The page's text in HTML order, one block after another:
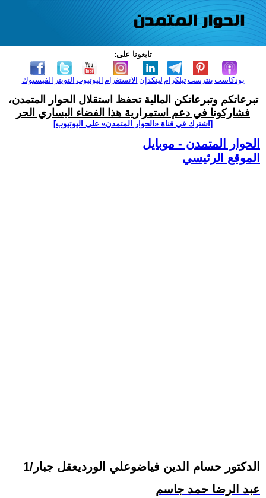
تابعونا على:
الفيسبوك التويتر اليوتيوب الانستغرام لينكدإن تيلكرامبنترست بودكاست
تبرعاتكم وتبرعاتكن المالية تحفظ استقلال الحوار المتمدن،
فشاركونا في دعم استمرارية هذا الفضاء اليساري الحر
[اشترك في قناة ‫«الحوار المتمدن» على اليوتيوب]
الحوار المتمدن - موبايل
الموقع الرئيسي
الدكتور حسام الدين فياضوعلي الورديعقل جبار/1
عبد الرضا حمد جاسم